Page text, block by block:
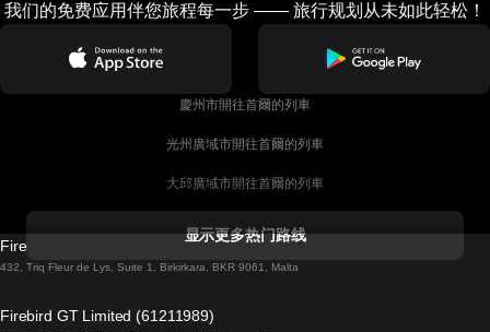
我们的免费应用伴您旅程每一步 —— 旅行规划从未如此轻松！
慶州市開往首爾的列車
光州廣域市開往首爾的列車
大邱廣域市開往首爾的列車
都柏林開往戈尔韦的列車
显示更多热门路线
Firebird GT Limited (OC 1451)
432, Triq Fleur de Lys, Suite 1, Birkirkara, BKR 9061, Malta
Firebird GT Limited (61211989)